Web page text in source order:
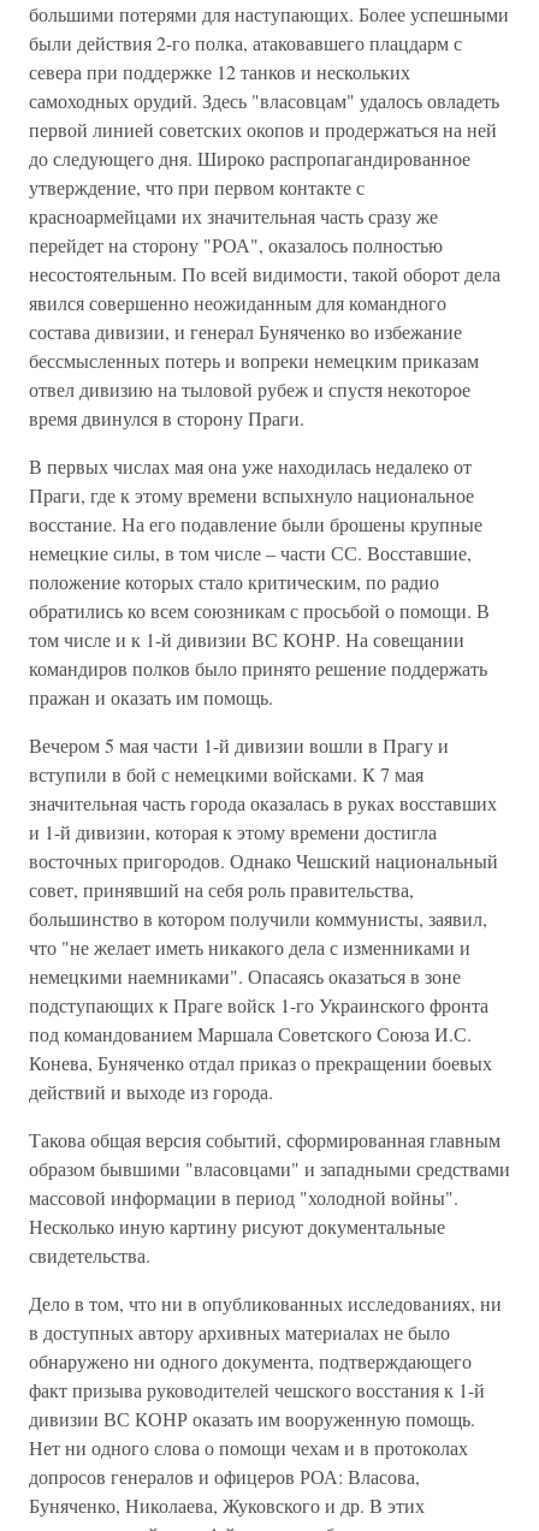
большими потерями для наступающих. Более успешными
были действия 2-го полка, атаковавшего плацдарм с
севера при поддержке 12 танков и нескольких
самоходных орудий. Здесь "власовцам" удалось овладеть
первой линией советских окопов и продержаться на ней
до следующего дня. Широко распропагандированное
утверждение, что при первом контакте с
красноармейцами их значительная часть сразу же
перейдет на сторону "РОА", оказалось полностью
несостоятельным. По всей видимости, такой оборот дела
явился совершенно неожиданным для командного
состава дивизии, и генерал Буняченко во избежание
бессмысленных потерь и вопреки немецким приказам
отвел дивизию на тыловой рубеж и спустя некоторое
время двинулся в сторону Праги.
В первых числах мая она уже находилась недалеко от
Праги, где к этому времени вспыхнуло национальное
восстание. На его подавление были брошены крупные
немецкие силы, в том числе – части СС. Восставшие,
положение которых стало критическим, по радио
обратились ко всем союзникам с просьбой о помощи. В
том числе и к 1-й дивизии ВС КОНР. На совещании
командиров полков было принято решение поддержать
пражан и оказать им помощь.
Вечером 5 мая части 1-й дивизии вошли в Прагу и
вступили в бой с немецкими войсками. К 7 мая
значительная часть города оказалась в руках восставших
и 1-й дивизии, которая к этому времени достигла
восточных пригородов. Однако Чешский национальный
совет, принявший на себя роль правительства,
большинство в котором получили коммунисты, заявил,
что "не желает иметь никакого дела с изменниками и
немецкими наемниками". Опасаясь оказаться в зоне
подступающих к Праге войск 1-го Украинского фронта
под командованием Маршала Советского Союза И.С.
Конева, Буняченко отдал приказ о прекращении боевых
действий и выходе из города.
Такова общая версия событий, сформированная главным
образом бывшими "власовцами" и западными средствами
массовой информации в период "холодной войны".
Несколько иную картину рисуют документальные
свидетельства.
Дело в том, что ни в опубликованных исследованиях, ни
в доступных автору архивных материалах не было
обнаружено ни одного документа, подтверждающего
факт призыва руководителей чешского восстания к 1-й
дивизии ВС КОНР оказать им вооруженную помощь.
Нет ни одного слова о помощи чехам и в протоколах
допросов генералов и офицеров РОА: Власова,
Буняченко, Николаева, Жуковского и др. В этих